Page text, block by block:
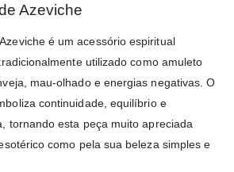
Azeviche
é um acessório espiritual
utilizado como amuleto
mau-olhado e energias negativas. O
continuidade, equilíbrio e
tornando esta peça muito apreciada
como pela sua beleza simples e